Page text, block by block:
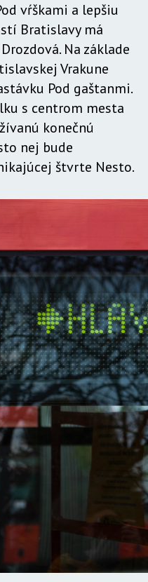
vŕškami a lepšiu
Bratislavy má
Na základe
Vrakune
Pod gaštanmi.
s centrom mesta
konečnú
nej bude
štvrte Nesto.